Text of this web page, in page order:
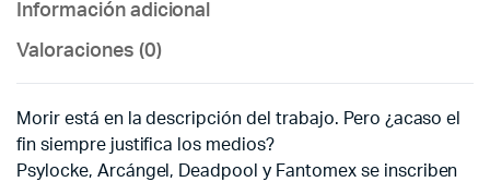
Información adicional
Valoraciones (0)
Morir está en la descripción del trabajo. Pero ¿acaso el
fin siempre justifica los medios?
Psylocke, Arcángel, Deadpool y Fantomex se inscriben